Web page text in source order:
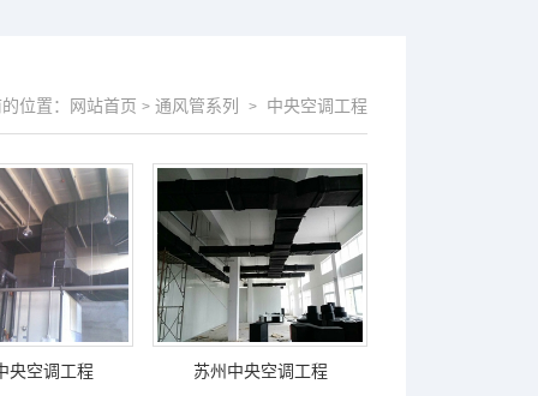
位置： 网站首页 > 通风管系列 > 中央空调工程
央空调工程 苏州中央空调工程